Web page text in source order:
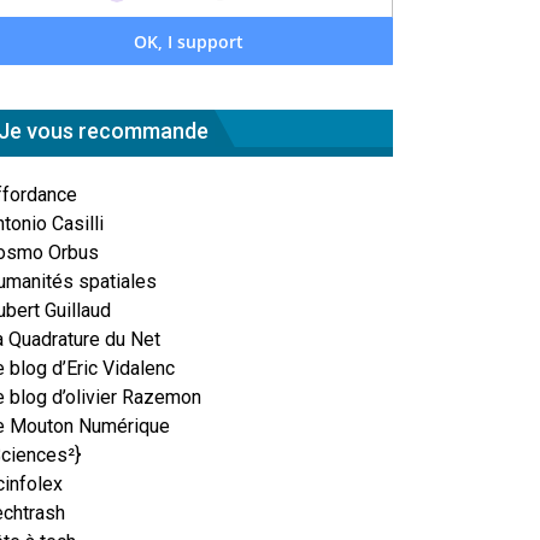
Je vous recommande
Casilli
Orbus
spatiales
Guillaud
Quadrature du Net
blog d’Eric Vidalenc
blog d’olivier Razemon
Mouton Numérique